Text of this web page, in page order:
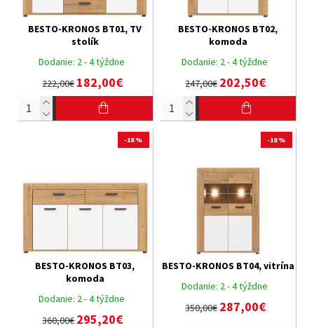
Dodanie: 2 - 4 týždne
BESTO-KRONOS BT01, TV
stolík
222,00€182,00€
Dodanie: 2 - 4 týždne
BESTO-KRONOS BT02,
komoda
247,00€202,50€
-18 %
Dodanie: 2 - 4 týždne
BESTO-KRONOS BT03,
komoda
360,00€295,20€
-18 %
Dodanie: 2 - 4 týždne
BESTO-KRONOS BT04, vitrína
350,00€287,00€